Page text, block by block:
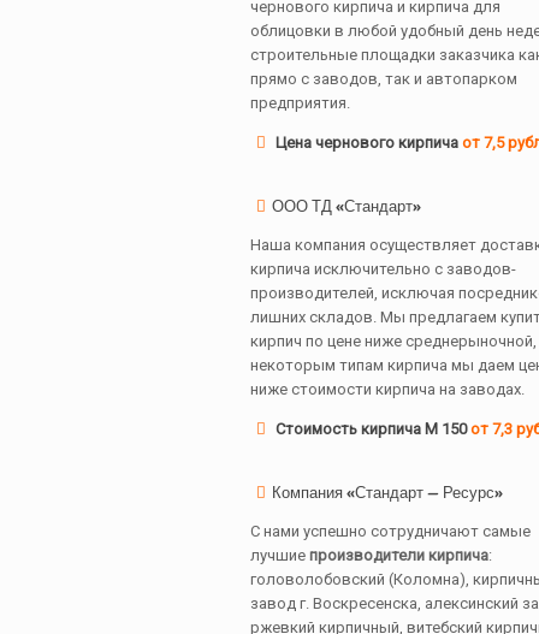
чернового кирпича и кирпича для
облицовки в любой удобный день
строительные площадки заказчика
прямо с заводов, так и автопарком
предприятия.
Цена чернового кирпичаот 7,5
ООО ТД «Стандарт»
Наша компания осуществляет
кирпича исключительно с заводов-
производителей, исключая
лишних складов. Мы предлагаем
кирпич по цене ниже среднерыночной,
некоторым типам кирпича мы даем
ниже стоимости кирпича на заводах.
Стоимость кирпича М 150от 7,3
Компания «Стандарт — Ресурс»
С нами успешно сотрудничают самые
лучшие производители кирпича:
головолобовский (Коломна),
завод г. Воскресенска, алексинский
ржевкий кирпичный, витебский